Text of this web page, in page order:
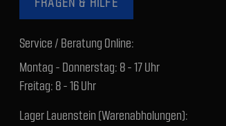
Service / Beratung Online:
Montag - Donnerstag: 8 - 17 Uhr
Freitag: 8 - 16 Uhr
Lager Lauenstein (Warenabholungen):